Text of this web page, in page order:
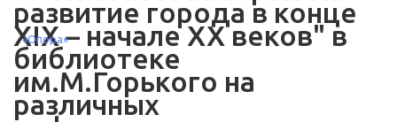
развитие города в конце
XIX – начале XX веков" в
библиотеке
им.М.Горького на
различных